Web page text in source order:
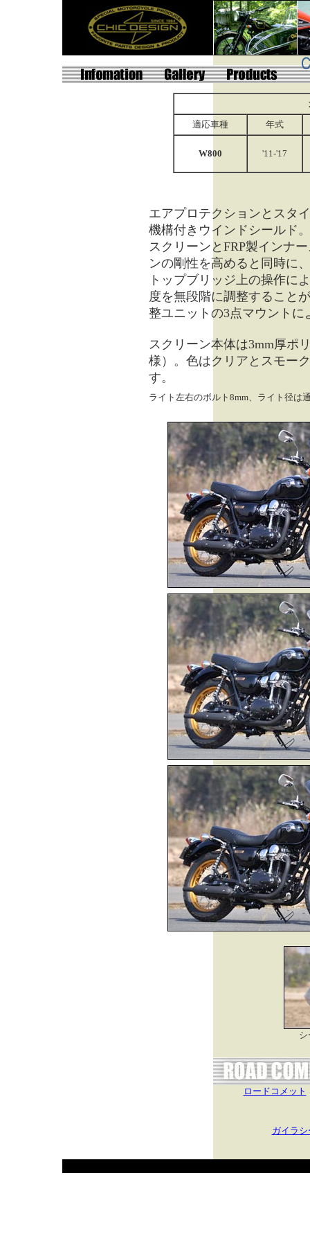
適応車種
年式
W800 '11-'17
エアプロテクションとスタ
機構付きウインドシールド。
スクリーンとFRP製インナ
ンの剛性を高めると同時に
トップブリッジ上の操作に
度を無段階に調整すること
整ユニットの3点マウント
スクリーン本体は3mm厚ポ
様）。色はクリアとスモー
す。
ライト左右のボルト8mm、ライト径は
ロードコメット
ガイラ